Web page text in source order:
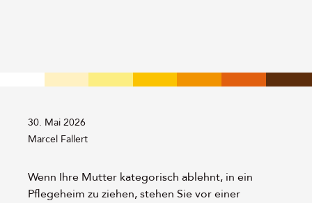
30. Mai 2026
Von:
Marcel Fallert
Wenn Ihre Mutter kategorisch ablehnt, in ein
Pflegeheim zu ziehen, stehen Sie vor einer